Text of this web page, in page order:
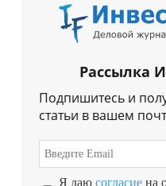
Рассылка
Подпишитесь и
статьи в вашем
Я даю согласие на